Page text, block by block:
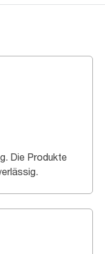
Die Produkte